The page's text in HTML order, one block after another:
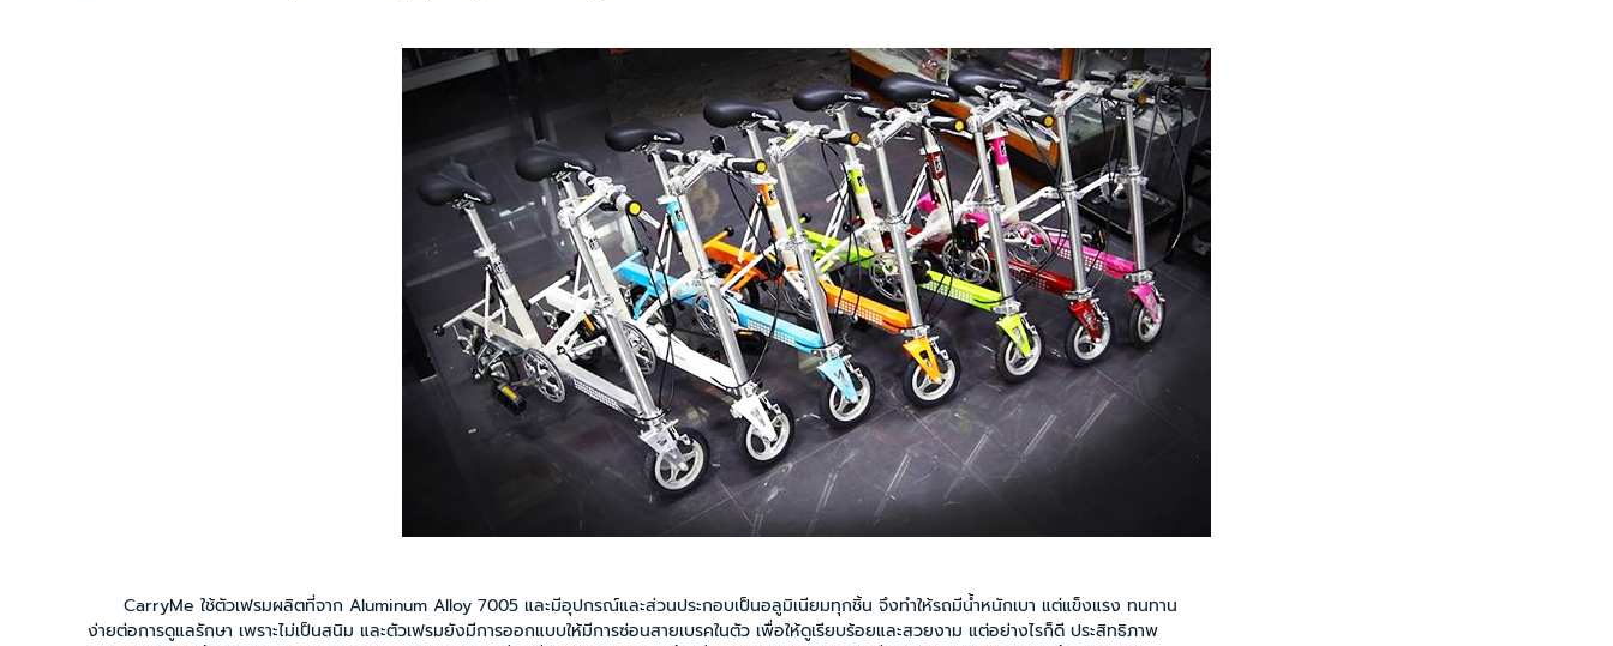
CarryMe ใช้ตัวเฟรมผลิตที่จาก Aluminum Alloy 7005 และมีอุปกรณ์และส่วนประกอบเป็นอลูมิเนียมทุกชิ้น จึงทำให้รถมีน้ำหนักเบา แต่แข็งแรง ทนทาน
ง่ายต่อการดูแลรักษา เพราะไม่เป็นสนิม และตัวเฟรมยังมีการออกแบบให้มีการซ่อนสายเบรคในตัว เพื่อให้ดูเรียบร้อยและสวยงาม แต่อย่างไรก็ดี ประสิทธิภาพ